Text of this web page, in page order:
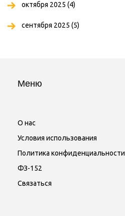
октября 2025 (4)
сентября 2025 (5)
Меню
О нас
Условия использования
Политика конфиденциальности
ФЗ-152
Связаться